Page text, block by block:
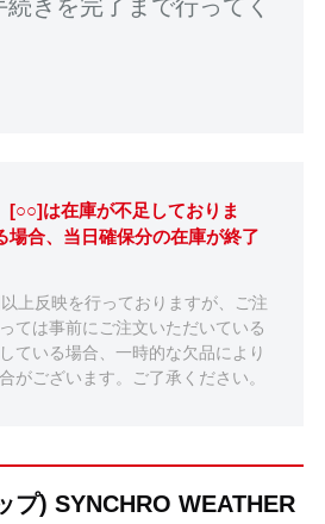
きを完了まで行ってく
[○○]は在庫が不足しておりま
場合、当日確保分の在庫が終了
上反映を行っておりますが、ご注
ては事前にご注文いただいている
ている場合、一時的な欠品により
がございます。ご了承ください。
プ) SYNCHRO WEATHER